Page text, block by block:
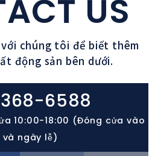
US
chúng tôi để biết thêm
động sản bên dưới.
6588
10:00-18:00 (Đóng cửa vào
và ngày lễ)